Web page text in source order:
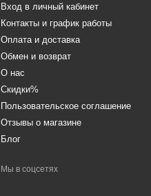
Вход в личный кабинет
Контакты и график работы
Оплата и доставка
Обмен и возврат
О нас
Скидки%
Пользовательское соглашение
Отзывы о магазине
Блог
Мы в соцсетях